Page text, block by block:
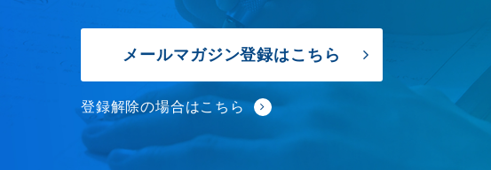
メールマガジン登録はこちら
登録解除の場合はこちら